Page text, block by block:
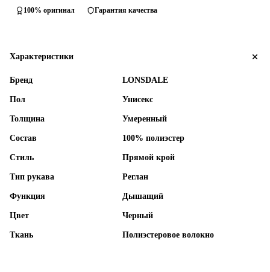
100% оригинал
Гарантия качества
Характеристики
Бренд LONSDALE
Пол Унисекс
Толщина Умеренный
Состав 100% полиэстер
Стиль Прямой крой
Тип рукава Реглан
Функция Дышащий
Цвет Черный
Ткань Полиэстеровое волокно